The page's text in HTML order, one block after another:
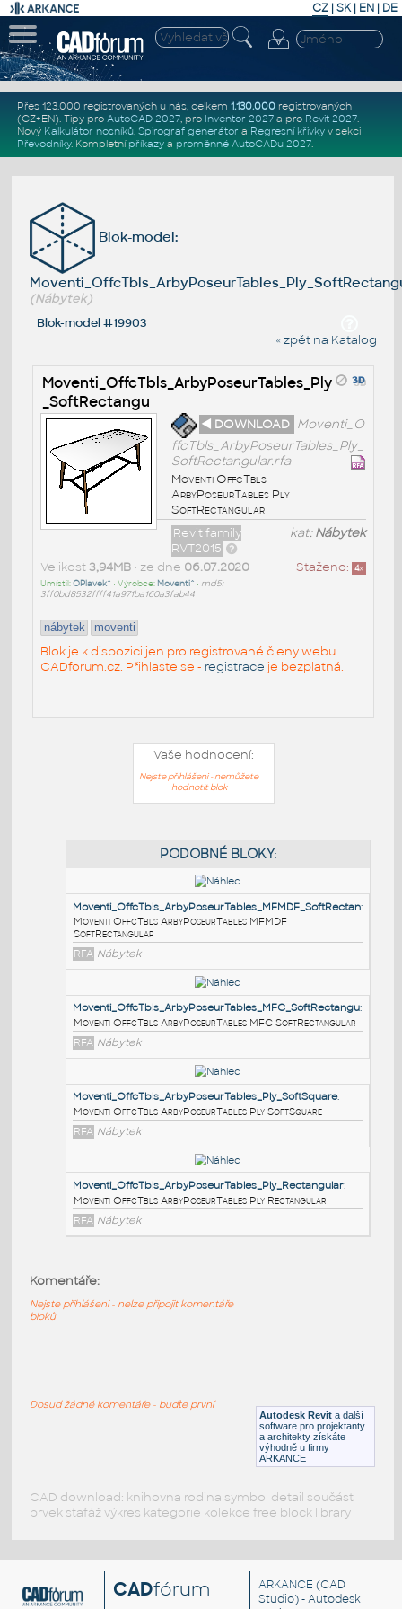
CZ | SK| EN | DE
Přes 123.000 registrovaných u nás, celkem 1.130.000registrovaných
(CZ+EN). Tipy pro AutoCAD 2027, pro Inventor 2027a pro Revit 2027.
Nový Kalkulátor nosníků, Spirograf generátor a Regresní křivkyv sekci
Převodníky. Kompletní příkazya proměnné AutoCADu 2027.
Blok-model:
(Nábytek)
Blok-model #19903
« zpět na Katalog
Moventi_OffcTbls_ArbyPoseurTables_Ply
_SoftRectangu
◄ DOWNLOAD Moventi_O
ffcTbls_ArbyPoseurTables_Ply_
SoftRectangular.rfa
Moventi OffcTbls
ArbyPoseurTables Ply
SoftRectangular
kat:Nábytek
Revit family
RVT2015
Staženo: 4x
Velikost3,94MB• ze dne 06.07.2020
Umístil:OPlavek^ • Výrobce: Moventi^ • md5:
3ff0bd8532ffff41a971ba160a3fab44
nábytek moventi
Blok je k dispozici jen pro registrované členy webu
CADforum.cz. Přihlaste se - registrace je bezplatná.
Vaše hodnocení:
Nejste přihlášeni - nemůžete
hodnotit blok
PODOBNÉ BLOKY:
Moventi OffcTbls ArbyPoseurTables MFMDF
SoftRectangular
RFA Nábytek
Moventi OffcTbls ArbyPoseurTables MFC
RFA Nábytek
Moventi OffcTbls ArbyPoseurTables Ply SoftSquare
Moventi OffcTbls ArbyPoseurTables Ply Rectangular
Autodesk Revit a další
software pro projektanty
a architekty získáte
výhodně u firmy
ARKANCE
Komentáře:
Nejste přihlášeni - nelze připojit komentáře
bloků
Dosud žádné komentáře - buďte první
CAD download: knihovna rodina symbol detail součást
prvek stafáž výkres kategorie kolekce free block library
CADfórum ARKANCE (CAD
Studio) - Autodesk